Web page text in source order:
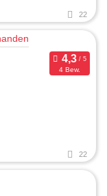
22
4 Bew.
22